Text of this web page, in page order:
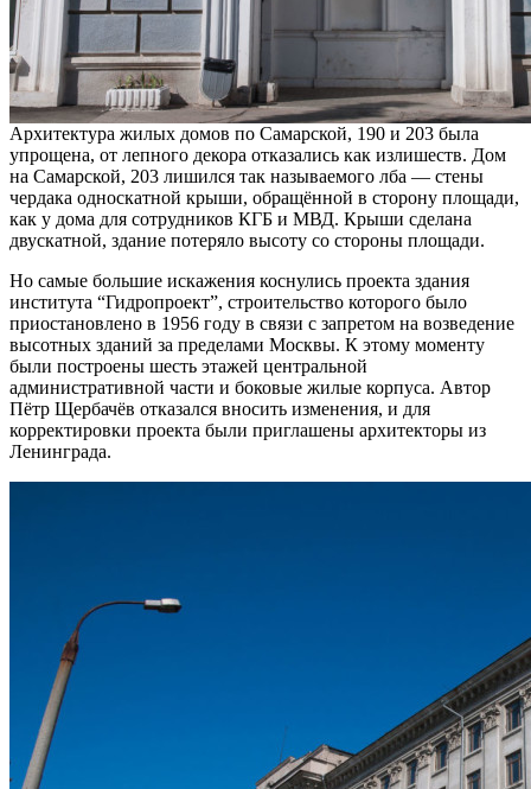
Архитектура жилых домов по Самарской, 190 и 203 была
упрощена, от лепного декора отказались как излишеств. Дом
на Самарской, 203 лишился так называемого лба — стены
чердака односкатной крыши, обращённой в сторону площади,
как у дома для сотрудников КГБ и МВД. Крыши сделана
двускатной, здание потеряло высоту со стороны площади.
Но самые большие искажения коснулись проекта здания
института “Гидропроект”, строительство которого было
приостановлено в 1956 году в связи с запретом на возведение
высотных зданий за пределами Москвы. К этому моменту
были построены шесть этажей центральной
административной части и боковые жилые корпуса. Автор
Пётр Щербачёв отказался вносить изменения, и для
корректировки проекта были приглашены архитекторы из
Ленинграда.